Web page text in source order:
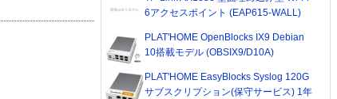
6アクセスポイント (EAP615-WALL)
PLAT'HOME OpenBlocks IX9 Debian
10搭載モデル (OBSIX9/D10A)
PLAT'HOME EasyBlocks Syslog 120G
サブスクリプション(保守サービス) 1年